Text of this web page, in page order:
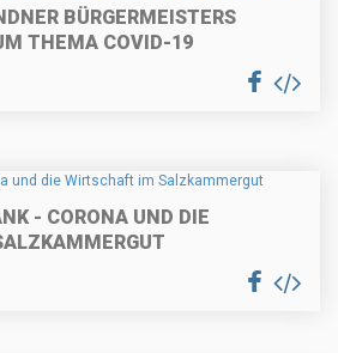
BÜRGERMEISTERS
THEMA COVID-19
- CORONA UND DIE